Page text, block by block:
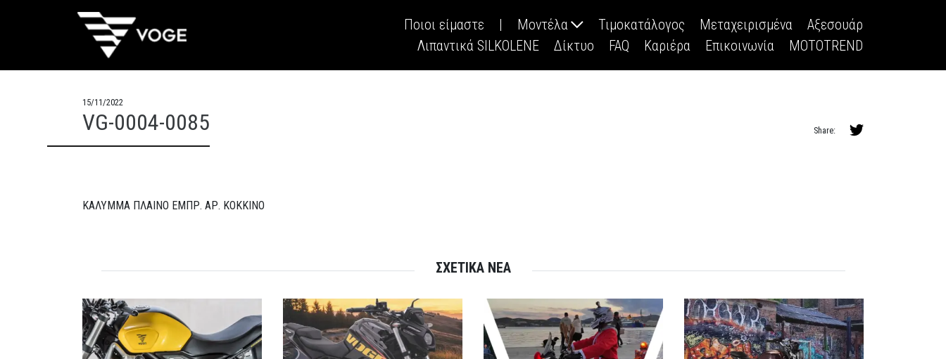
Ποιοι είμαστε | Μοντέλα Τιμοκατάλογος Μεταχειρισμένα
Αξεσουάρ
Λιπαντικά SILKOLENE
Δίκτυο FAQ Καριέρα Επικοινωνία MOTOTREND
15/11/2022
VG-0004-0085 Share:
ΚΑΛΥΜΜΑ ΠΛΑΙΝΟ ΕΜΠΡ. ΑΡ. ΚΟΚΚΙΝΟ
ΣΧΕΤΙΚΑ ΝΕΑ